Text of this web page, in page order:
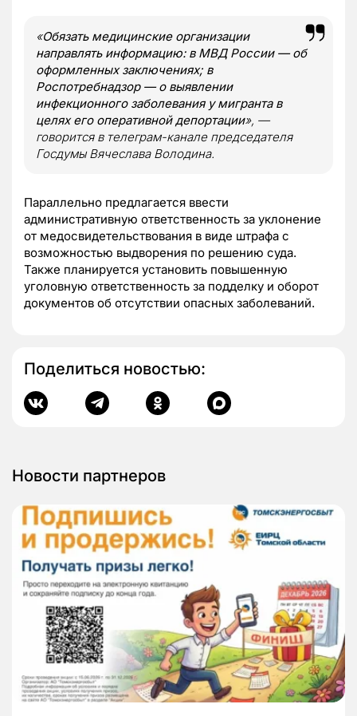
«Обязать медицинские организации
направлять информацию: в МВД России — об
оформленных заключениях; в
Роспотребнадзор — о выявлении
инфекционного заболевания у мигранта в
целях его оперативной депортации», —
говорится в телеграм-канале председателя
Госдумы Вячеслава Володина.
Параллельно предлагается ввести
административную ответственность за уклонение
от медосвидетельствования в виде штрафа с
возможностью выдворения по решению суда.
Также планируется установить повышенную
уголовную ответственность за подделку и оборот
документов об отсутствии опасных заболеваний.
Поделиться новостью:
Новости партнеров